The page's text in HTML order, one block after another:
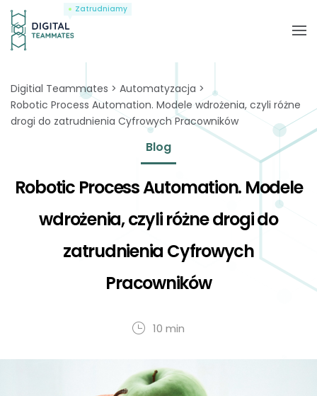
Zatrudniamy
Digitial Teammates
Automatyzacja
Robotic Process Automation. Modele wdrożenia, czyli różne
drogi do zatrudnienia Cyfrowych Pracowników
Blog
Robotic Process Automation. Modele
wdrożenia, czyli różne drogi do
zatrudnienia Cyfrowych
Pracowników
10 min